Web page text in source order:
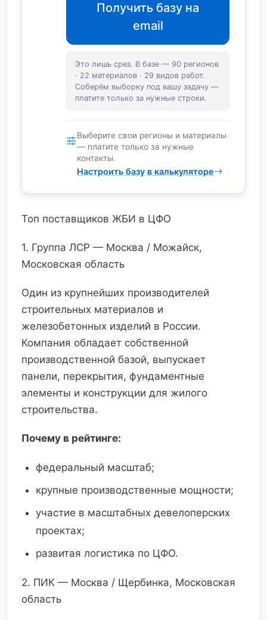
Получить базу на
email
Это лишь срез. В базе — 90 регионов
· 22 материалов · 29 видов работ.
Соберём выборку под вашу задачу —
платите только за нужные строки.
Выберите свои регионы и материалы
— платите только за нужные
контакты.
Настроить базу в калькуляторе
Топ поставщиков ЖБИ в ЦФО
1. Группа ЛСР — Москва / Можайск,
Московская область
Один из крупнейших производителей
строительных материалов и
железобетонных изделий в России.
Компания обладает собственной
производственной базой, выпускает
панели, перекрытия, фундаментные
элементы и конструкции для жилого
строительства.
Почему в рейтинге:
федеральный масштаб;
крупные производственные мощности;
участие в масштабных девелоперских
проектах;
развитая логистика по ЦФО.
2. ПИК — Москва / Щербинка, Московская
область